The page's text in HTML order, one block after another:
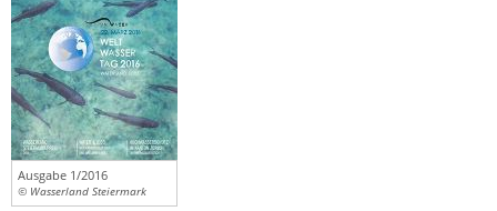
Ausgabe 1/2016
© Wasserland Steiermark